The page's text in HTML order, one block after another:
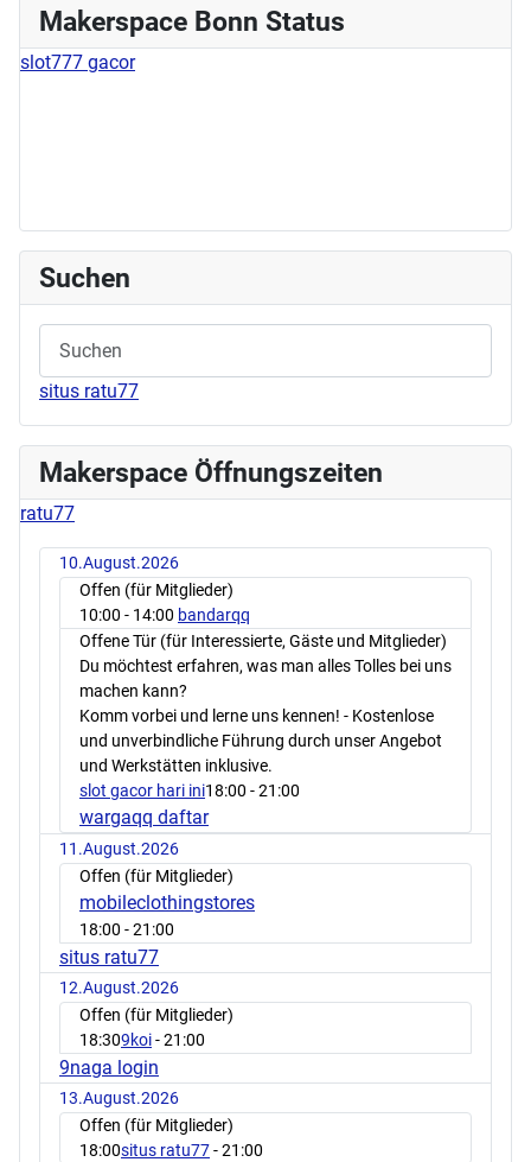
Makerspace Bonn Status
slot777 gacor
Suchen
situs ratu77
Makerspace Öffnungszeiten
ratu77
10.August.2026
Offen (für Mitglieder)
10:00 - 14:00 bandarqq
Offene Tür (für Interessierte, Gäste und Mitglieder)
Du möchtest erfahren, was man alles Tolles bei uns
machen kann?
Komm vorbei und lerne uns kennen! - Kostenlose
und unverbindliche Führung durch unser Angebot
und Werkstätten inklusive.
slot gacor hari ini18:00 - 21:00
wargaqq daftar
11.August.2026
Offen (für Mitglieder)
mobileclothingstores
18:00 - 21:00
situs ratu77
12.August.2026
Offen (für Mitglieder)
18:309koi- 21:00
9naga login
13.August.2026
Offen (für Mitglieder)
18:00situs ratu77- 21:00